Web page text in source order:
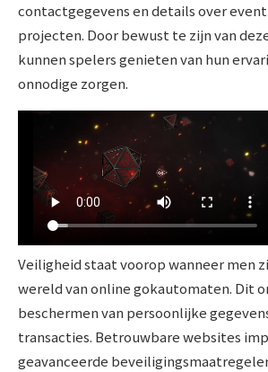
contactgegevens en details over
projecten. Door bewust te zijn van
kunnen spelers genieten van hun
onnodige zorgen.
Veiligheid staat voorop wanneer men
wereld van online gokautomaten. Dit
beschermen van persoonlijke
transacties. Betrouwbare websites
geavanceerde